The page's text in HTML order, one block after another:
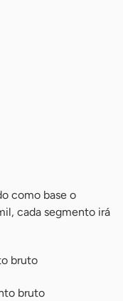
como base o
cada segmento irá
bruto
bruto